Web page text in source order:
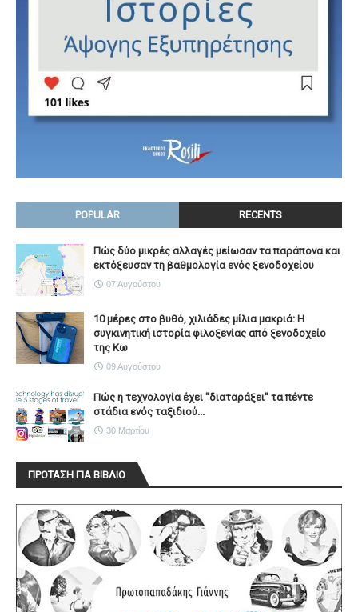
POPULAR RECENTS
Πώς δύο μικρές αλλαγές μείωσαν τα παράπονα και
εκτόξευσαν τη βαθμολογία ενός ξενοδοχείου
07 Αυγούστου
10 μέρες στο βυθό, χιλιάδες μίλια μακριά: Η
συγκινητική ιστορία φιλοξενίας από ξενοδοχείο
της Κω
09 Αυγούστου
Πώς η τεχνολογία έχει ''διαταράξει'' τα πέντε
στάδια ενός ταξιδιού...
30 Μαρτίου
ΠΡΟΤΑΣΗ ΓΙΑ ΒΙΒΛΙΟ